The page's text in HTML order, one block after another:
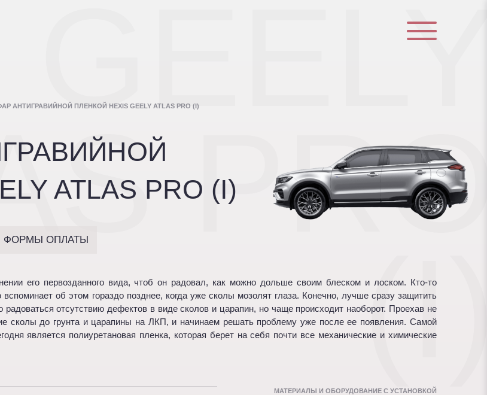
АНТИГРАВИЙНОЙ ПЛЕНКОЙ HEXIS GEELY ATLAS PRO (I)
ATLAS PRO (I)
ФОРМЫ ОПЛАТЫ
его первозданного вида, чтоб он радовал, как можно дольше своим блеском и лоском. Кто-то
об этом гораздо позднее, когда уже сколы мозолят глаза. Конечно, лучше сразу защитить
отсутствию дефектов в виде сколов и царапин, но чаще происходит наоборот. Проехав не
сколы до грунта и царапины на ЛКП, и начинаем решать проблему уже после ее появления. Самой
является полиуретановая пленка, которая берет на себя почти все механические и химические
МАТЕРИАЛЫ И ОБОРУДОВАНИЕ С УСТАНОВКОЙ